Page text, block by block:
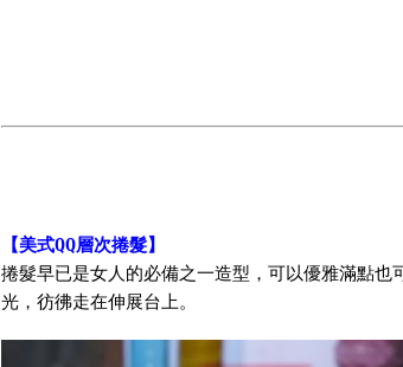
【美式QQ層次捲髮】
捲髮早已是女人的必備之一造型，可以優雅滿點也
光，彷彿走在伸展台上。